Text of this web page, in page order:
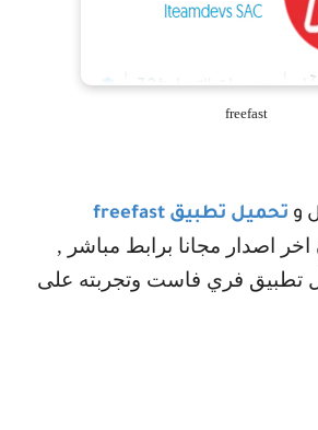
freefast
و تحميل تطبيق freefast
اخر اصدار مجانا برابط مباشر ,
تطبيق فري فاست وتجربته على